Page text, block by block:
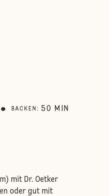
BACKEN : 50 MIN
mit Dr. Oetker
oder gut mit